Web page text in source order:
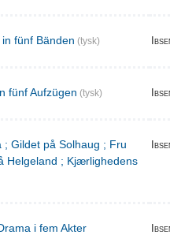
fünf Bänden (tysk)
fünf Aufzügen (tysk)
Gildet på Solhaug ; Fru
; Kjærlighedens
i fem Akter